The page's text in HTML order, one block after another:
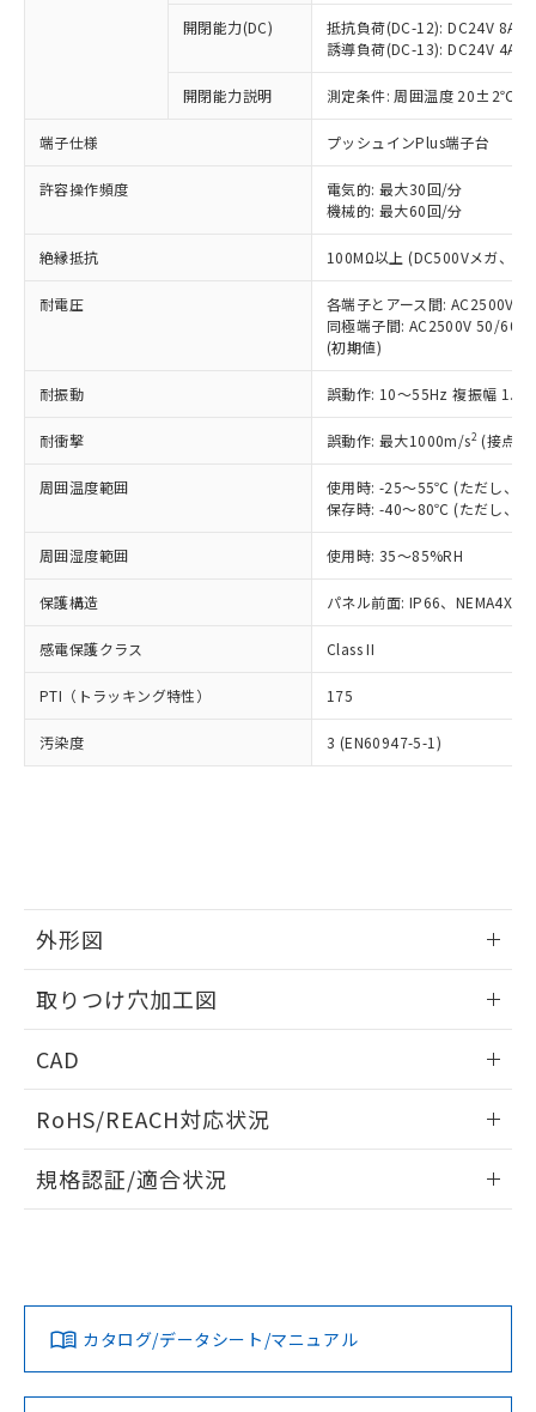
開閉能力(DC)
抵抗負荷(DC-12): DC24V 8A/
誘導負荷(DC-13): DC24V 4A/
開閉能力説明 測定条件: 周囲温度 20±2℃、
端子仕様 プッシュインPlus端子台
許容操作頻度
電気的: 最大30回/分
機械的: 最大60回/分
絶縁抵抗 100MΩ以上 (DC500Vメガ、点
耐電圧
各端子とアース間: AC2500V
同極端子間: AC2500V 50/
(初期値)
耐振動 誤動作: 10～55Hz 複振幅
耐衝撃 誤動作: 最大1000m/s2 (接点
周囲温度範囲
使用時: -25～55℃ (ただし、氷
保存時: -40～80℃ (ただし、氷
周囲湿度範囲 使用時: 35～85%RH
保護構造 パネル前面: IP66、NEMA4X,
感電保護クラス Class II
PTI（トラッキング特性） 175
汚染度 3 (EN60947-5-1)
外形図
取りつけ穴加工図
CAD
ドすることができます。
ログイン/会員登録
ダウンロードデータをご利用いただく前に、以下を必ずお読
みください。
ソフトウェアの使用条件
RoHS/REACH対応状況
EU RoHS 注意事項・凡例
対応済み
規格認証/適合状況
カタログ/データシート/マニュアル
ことをご了承ください。
在庫状況および標準価格照会結果は、
記載している更新日時点での社内デー
タに基づき作成されるものであり、閲
覧された時点での実際の在庫および標
準価格とは異なる場合があることをご
正式な納期状況および標準価格はお客
様のお取引先、またはお客様担当のオ
ムロン制御機器販売店・当社販売員に
オムロン制御機器販売店や当社販売拠
販売ネットワーク
」をご確認
在庫状況および標準価格結果を当社の
事前の承諾なく第三者に漏洩または開
示しないようお願いします。
マイパーツ機能（部品リスト作成サー
ビス）をご利用いただくには、I-Web
メンバーズにご登録されている必要が
お客様が当ウェブサイト上で当社にご
登録された部品リストについて、当社
および当社の共同利用者が、当社の製
品・サービスに関するお客様との取
引・商談に必要な範囲で利用すること
※当社の共同利用者とは、"個人情報
の「1.共同利
用者の範囲」に記載されている法人を
いたものが、含有品と判明した場合などや
むを得ず変更することがあります。
*EU RoHS指令（10物質）：
鉛(Pb) 1000ppm以下、 水銀(Hg) 1000ppm以下、 カド
六価クロム(Cr(Ⅵ)) 1000ppm以下、ポリ臭化ビフェニル
類(PBB) 1000ppm以下、ポリ臭化ジフェニルエーテル類
(PBDE) 1000ppm以下、フタル酸ビス(2-エチルヘキシ
ル) (DEHP)(別名：DOP) 1000ppm以下、フタル酸ブチ
ルベンジル（BBP） 1000ppm以下、フタル酸ジブチル
（DBP） 1000ppm以下、フタル酸ジイソブチル
(DIBP) 1000ppm以下
但し、RoHS指令で産業用監視および制御機器に対する
フタル酸エステル類の４物質については閾値を超える意
図的な使用がないことを確認しています。
部品在庫の切り替え状況などにより、予定
月が前後することがあります。
※3 非含有証明書ダウンロード
下記の非含有証明書をダウンロードするこ
とができます。
EU RoHS指令（10物質）の非含有証明書
51物質の非含有証明書（当社基準）
※本証明書は発行日時点で非含有を証明す
るもので、過去に遡って非含有を証明する
していることから、特段のことがない限
り、2022年1月12日より割愛しておりま
す。
基準値を超えていることを示します。
「－」：未確認です。当社販売部門へお問
ム) : 100ppm、
Cr(Ⅵ)(六価クロム) : 1000ppm、 PBBs(ポリ臭化ビフェ
ニル類) : 1000ppm、 PBDEs(ポリ臭化ジフェニルエーテ
ル類) : 1000ppm、
DBP(フタル酸ジブチル) : 1000ppm、 DIBP(フタル酸ジ
イソブチル) : 1000ppm、 BBP(フタル酸ブチルベンジ
ル) : 1000ppm、
DEHP(フタル酸ビス(2-エチルヘキシル)) : 1000ppm
「ｅ」：有害物質（10物質）のすべてが基
準値以下であることを示します。
「10」：通常の使用状況下において有害物
質が外部に漏えいし、環境に深刻な影響を
及ぼさない年数を意味します。
「－」：未確認です。当社販売部門へお問
い合わせください。
当社は、これら貴社製品のうち、外国
為替および外国貿易法に定める商品
（以下｢規制貨物等」という）を輸出
または国外への提供する場合は、日本
国政府の輸出許可(または役務取引許
可)を取得するなどの必要な手続きを
当社は規制貨物を破棄する場合は、完
全に破砕するなど、違法に輸出されな
いよう必要な手段を講じます。
当社は貴社製品を、核兵器、ミサイ
ル、化学兵器、生物兵器またはその他
武器並びにこれらの製造装置等に一切
当社は、貴社製品を第三者に販売する
場合は、上記1、2および3の内容を当
該第三者に通知します。また当社は、
販売先および販売に係わる関係者が違
法に輸出するおそれがある場合は、取
り引きをいたしません。
キャンセル
説明
○ 一定数以上の在庫あり
一定数には満たないが在庫あり
在庫なし(最新の在庫状況につ
いては、お客様のお取引先、ま
たはお客様担当のオムロン制御
機器販売店・当社販売員にご確
白
受注生産機種、また在庫状況の
情報を公開していない機種